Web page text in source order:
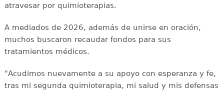
atravesar por quimioterapias.
A mediados de 2026, además de unirse en oración,
muchos buscaron recaudar fondos para sus
tratamientos médicos.
"Acudimos nuevamente a su apoyo con esperanza y fe,
tras mi segunda quimioterapia, mi salud y mis defensas